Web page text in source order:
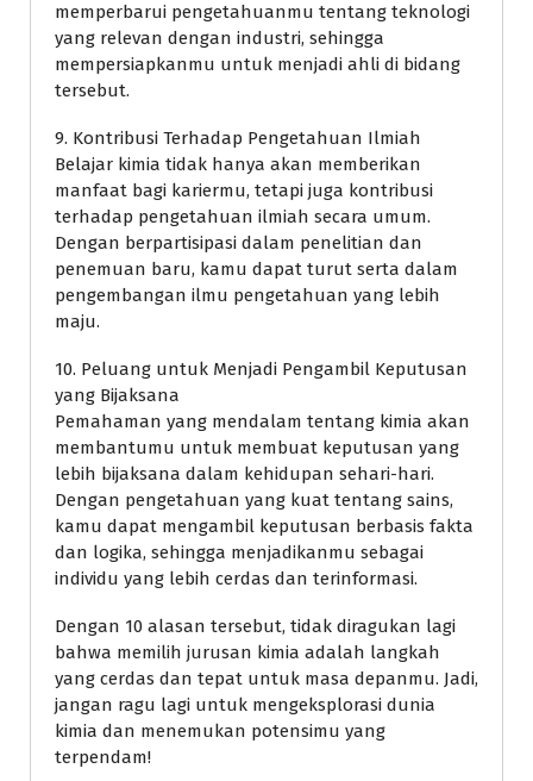
memperbarui pengetahuanmu tentang teknologi
yang relevan dengan industri, sehingga
mempersiapkanmu untuk menjadi ahli di bidang
tersebut.
9. Kontribusi Terhadap Pengetahuan Ilmiah
Belajar kimia tidak hanya akan memberikan
manfaat bagi kariermu, tetapi juga kontribusi
terhadap pengetahuan ilmiah secara umum.
Dengan berpartisipasi dalam penelitian dan
penemuan baru, kamu dapat turut serta dalam
pengembangan ilmu pengetahuan yang lebih
maju.
10. Peluang untuk Menjadi Pengambil Keputusan
yang Bijaksana
Pemahaman yang mendalam tentang kimia akan
membantumu untuk membuat keputusan yang
lebih bijaksana dalam kehidupan sehari-hari.
Dengan pengetahuan yang kuat tentang sains,
kamu dapat mengambil keputusan berbasis fakta
dan logika, sehingga menjadikanmu sebagai
individu yang lebih cerdas dan terinformasi.
Dengan 10 alasan tersebut, tidak diragukan lagi
bahwa memilih jurusan kimia adalah langkah
yang cerdas dan tepat untuk masa depanmu. Jadi,
jangan ragu lagi untuk mengeksplorasi dunia
kimia dan menemukan potensimu yang
terpendam!